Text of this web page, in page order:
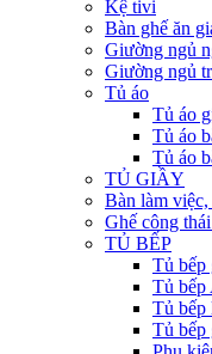
Kệ tivi
Bàn ghế ăn
Giường ngủ
Giường ngủ
Tủ áo
Tủ áo
Tủ áo
Tủ áo
TỦ GIẦY
Bàn làm việc,
Ghế công
TỦ BẾP
Tủ bếp
Tủ
Tủ bếp
Tủ bếp